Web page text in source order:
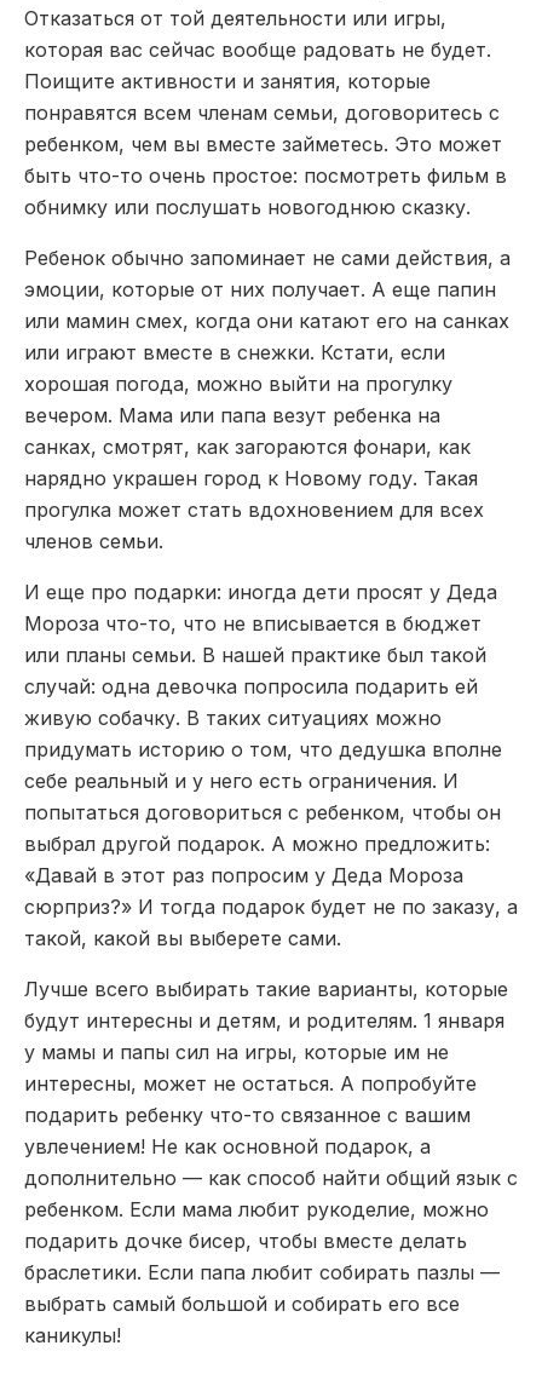
Отказаться от той деятельности или игры,
которая вас сейчас вообще радовать не будет.
Поищите активности и занятия, которые
понравятся всем членам семьи, договоритесь с
ребенком, чем вы вместе займетесь. Это может
быть что-то очень простое: посмотреть фильм в
обнимку или послушать новогоднюю сказку.
Ребенок обычно запоминает не сами действия, а
эмоции, которые от них получает. А еще папин
или мамин смех, когда они катают его на санках
или играют вместе в снежки. Кстати, если
хорошая погода, можно выйти на прогулку
вечером. Мама или папа везут ребенка на
санках, смотрят, как загораются фонари, как
нарядно украшен город к Новому году. Такая
прогулка может стать вдохновением для всех
членов семьи.
И еще про подарки: иногда дети просят у Деда
Мороза что-то, что не вписывается в бюджет
или планы семьи. В нашей практике был такой
случай: одна девочка попросила подарить ей
живую собачку. В таких ситуациях можно
придумать историю о том, что дедушка вполне
себе реальный и у него есть ограничения. И
попытаться договориться с ребенком, чтобы он
выбрал другой подарок. А можно предложить:
«Давай в этот раз попросим у Деда Мороза
сюрприз?» И тогда подарок будет не по заказу, а
такой, какой вы выберете сами.
Лучше всего выбирать такие варианты, которые
будут интересны и детям, и родителям. 1 января
у мамы и папы сил на игры, которые им не
интересны, может не остаться. А попробуйте
подарить ребенку что-то связанное с вашим
увлечением! Не как основной подарок, а
дополнительно — как способ найти общий язык с
ребенком. Если мама любит рукоделие, можно
подарить дочке бисер, чтобы вместе делать
браслетики. Если папа любит собирать пазлы —
выбрать самый большой и собирать его все
каникулы!